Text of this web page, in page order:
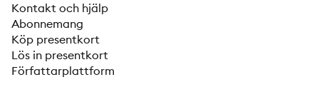
Kontakt och hjälp
Abonnemang
Köp presentkort
Lös in presentkort
Författarplattform